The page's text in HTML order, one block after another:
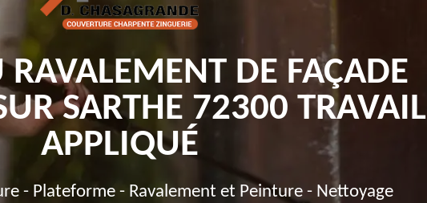
RAVALEMENT DE FAÇADE
SARTHE 72300 TRAVAIL
APPLIQUÉ
- Plateforme - Ravalement et Peinture - Nettoyage